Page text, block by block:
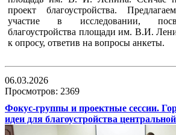
проект благоустройства.
участие в исследовании,
благоустройства площади им. В.И.
к опросу, ответив на вопросы анкеты.
06.03.2026
Просмотров: 2369
Фокус-группы и проектные сессии.
идеи для благоустройства